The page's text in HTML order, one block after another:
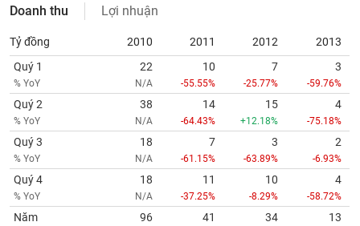
Doanh thu Lợi nhuận
Tỷ đồng 2010 2011 2012
2013
Quý 1
% YoY
22
N/A
10
-55.55%
7
-25.77%
3
-59.76%
Quý 2
% YoY
38
N/A
14
-64.43%
15
+12.18%
4
-75.18%
Quý 3
% YoY
18
N/A
7
-61.15%
3
-63.89%
2
-6.93%
Quý 4
% YoY
18
N/A
11
-37.25%
10
-8.29%
4
-58.72%
Năm 96 41 34 13